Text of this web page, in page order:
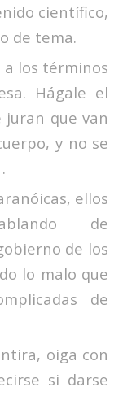
científico,
de tema.
los términos
Hágale el
juran que van
y no se
ellos
de
de los
lo malo que
de
oiga con
si darse